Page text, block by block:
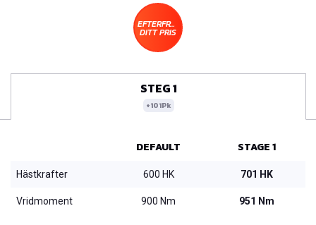
EFTERFRÅGA
DITT PRIS
STEG 1
+101Pk
DEFAULT STAGE 1
Hästkrafter 600 HK 701 HK
Vridmoment 900 Nm 951 Nm